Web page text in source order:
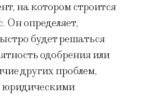
на котором строится
Он определяет,
будет решаться
одобрения или
других проблем,
юридическими